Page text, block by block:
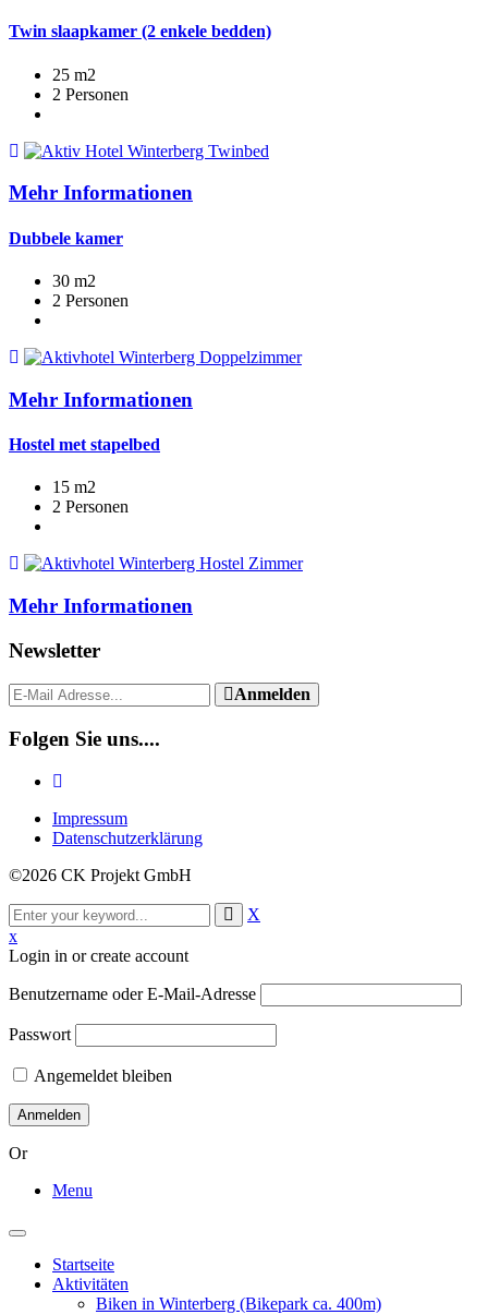
Twin slaapkamer (2 enkele bedden)
25 m2
2 Personen
Mehr Informationen
Dubbele kamer
30 m2
2 Personen
Mehr Informationen
Hostel met stapelbed
15 m2
2 Personen
Mehr Informationen
Newsletter
Anmelden
Folgen Sie uns....
Impressum
Datenschutzerklärung
©2026 CK Projekt GmbH
X
x
Login in or create account
Benutzername oder E-Mail-Adresse
Passwort
Angemeldet bleiben
Or
Menu
Toggle
navigationStartseite
Aktivitäten
Biken in Winterberg (Bikepark ca. 400m)